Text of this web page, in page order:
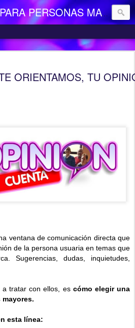
CENTRO DE DIA PARA PERSONAS MAYORES DEPENDIENTES "LA CAMOCHA"
ORIENTAMOS, TU
de comunicación directa que
de la persona usuaria en temas que
Sugerencias, dudas, inquietudes,
a tratar con ellos, es cómo elegir una
esta línea: